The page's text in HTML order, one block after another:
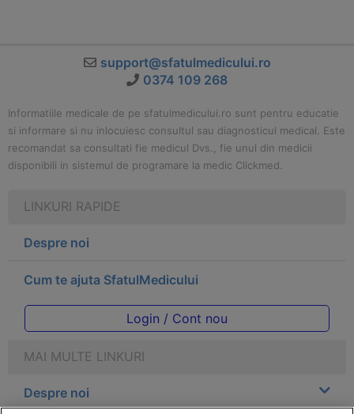
support@sfatulmedicului.ro
0374 109 268
Informatiile medicale de pe sfatulmedicului.ro sunt pentru educatie
si informare si nu inlocuiesc consultul sau diagnosticul medical. Este
recomandat sa consultati fie medicul Dvs., fie unul din medicii
disponibili in sistemul de programare la medic Clickmed.
LINKURI RAPIDE
Despre noi
Cum te ajuta SfatulMedicului
Login / Cont nou
MAI MULTE LINKURI
Despre noi